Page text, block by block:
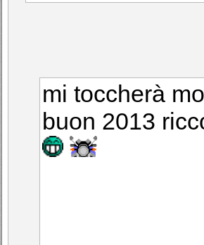
mi toccherà
buon 2013